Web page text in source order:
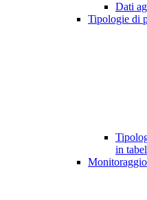
Dati
Tipologie di
in